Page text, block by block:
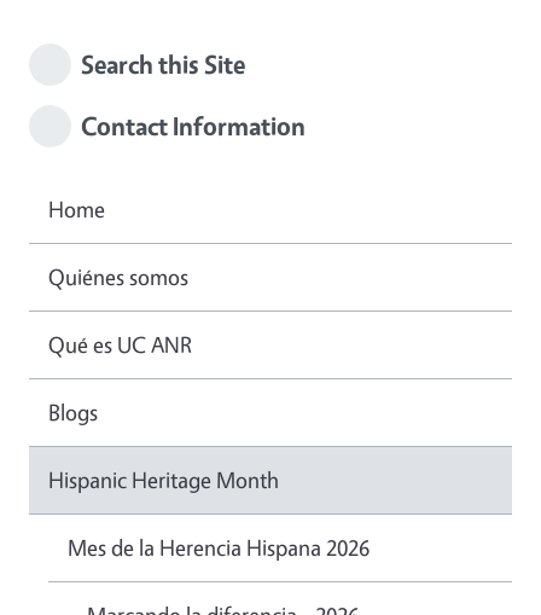
Search this Site
Contact Information
Home
Quiénes somos
Qué es UC ANR
Blogs
Hispanic Heritage Month
Mes de la Herencia Hispana 2026